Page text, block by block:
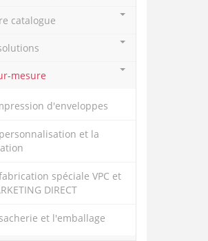
catalogue
mesure
d'enveloppes
et la
spéciale VPC et
DIRECT
et l'emballage